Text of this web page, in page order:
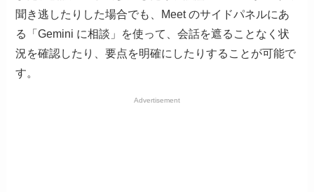
聞き逃したりした場合でも、Meet のサイドパネルにあ
る「Gemini に相談」を使って、会話を遮ることなく状
況を確認したり、要点を明確にしたりすることが可能で
す。
Advertisement